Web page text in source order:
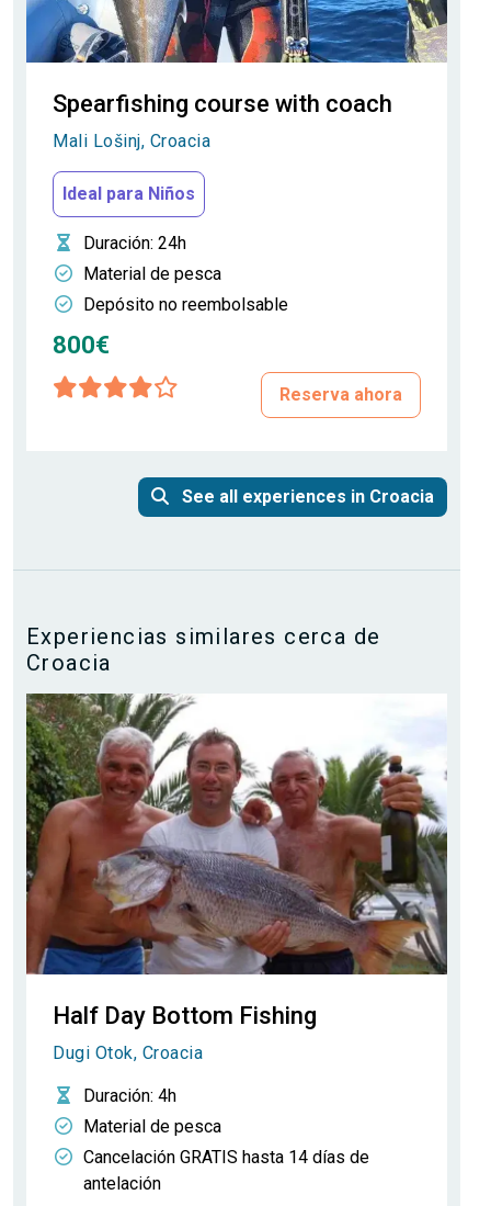
Spearfishing course with coach
Mali Lošinj, Croacia
Ideal para Niños
Duración: 24h
Material de pesca
Depósito no reembolsable
800€
Reserva ahora
See all experiences in Croacia
Experiencias similares cerca de
Croacia
Half Day Bottom Fishing
Dugi Otok, Croacia
Duración: 4h
Material de pesca
Cancelación GRATIS hasta 14 días de
antelación